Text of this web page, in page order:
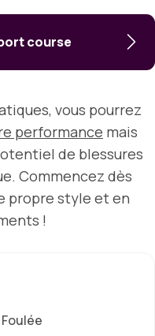
course
vous pourrez
performance mais
de blessures
Commencez dès
propre style et en
!